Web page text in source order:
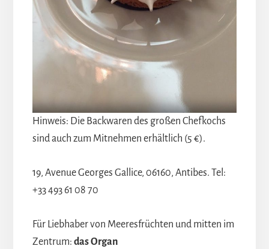
Hinweis: Die Backwaren des großen Chefkochs
sind auch zum Mitnehmen erhältlich (5 €).
19, Avenue Georges Gallice, 06160, Antibes. Tel:
+33 493 61 08 70
Für Liebhaber von Meeresfrüchten und mitten im
Zentrum: das Organ